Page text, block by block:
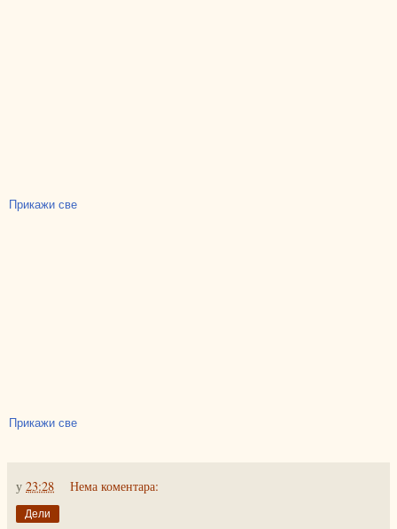
Прикажи све
Прикажи све
у 23:28 Нема коментара:
Дели